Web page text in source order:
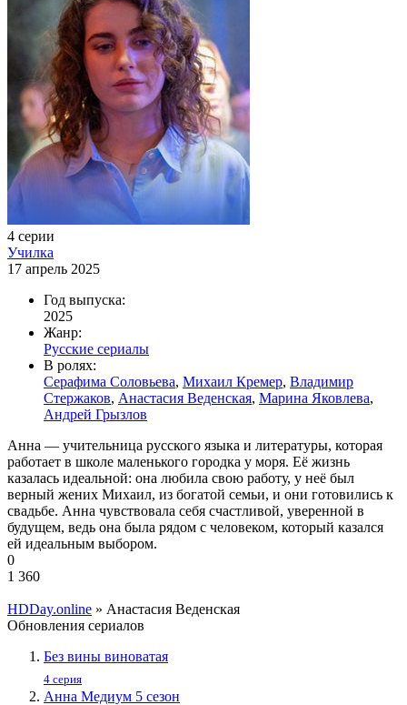
4 серии
Училка
17 апрель 2025
Год выпуска:
2025
Жанр:
Русские сериалы
В ролях:
Серафима Соловьева, Михаил Кремер, Владимир
Стержаков, Анастасия Веденская, Марина Яковлева,
Андрей Грызлов
Анна — учительница русского языка и литературы, которая
работает в школе маленького городка у моря. Её жизнь
казалась идеальной: она любила свою работу, у неё был
верный жених Михаил, из богатой семьи, и они готовились к
свадьбе. Анна чувствовала себя счастливой, уверенной в
будущем, ведь она была рядом с человеком, который казался
ей идеальным выбором.
0
1 360
HDDay.online » Анастасия Веденская
Обновления сериалов
Без вины виноватая
4 серия
Анна Медиум 5 сезон